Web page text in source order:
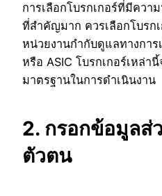
การเลือกโบรกเกอร์ที่มีควา
ที่สำคัญมาก ควรเลือกโบรก
หน่วยงานกำกับดูแลทางการ
หรือ ASIC โบรกเกอร์เหล่า
มาตรฐานในการดำเนินงาน
2. กรอกข้อมูลส่
ตัวตน